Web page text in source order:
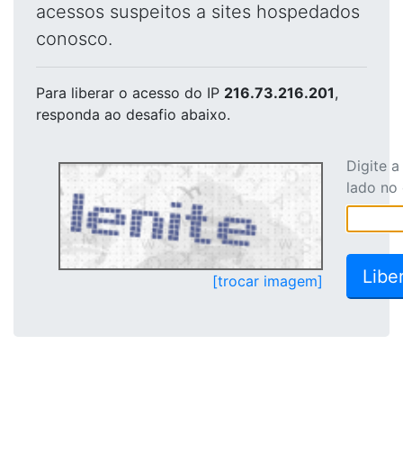
acessos suspeitos a sites hospedados
conosco.
Para liberar o acesso do IP 216.73.216.201,
responda ao desafio abaixo.
[trocar imagem]
Digite
lado no